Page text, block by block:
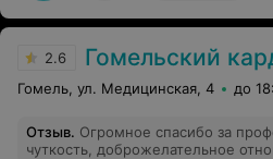
2.6 Гомельский
Гомель, ул. Медицинская, 4 до
Отзыв. Огромное спасибо за
чуткость, доброжелательное